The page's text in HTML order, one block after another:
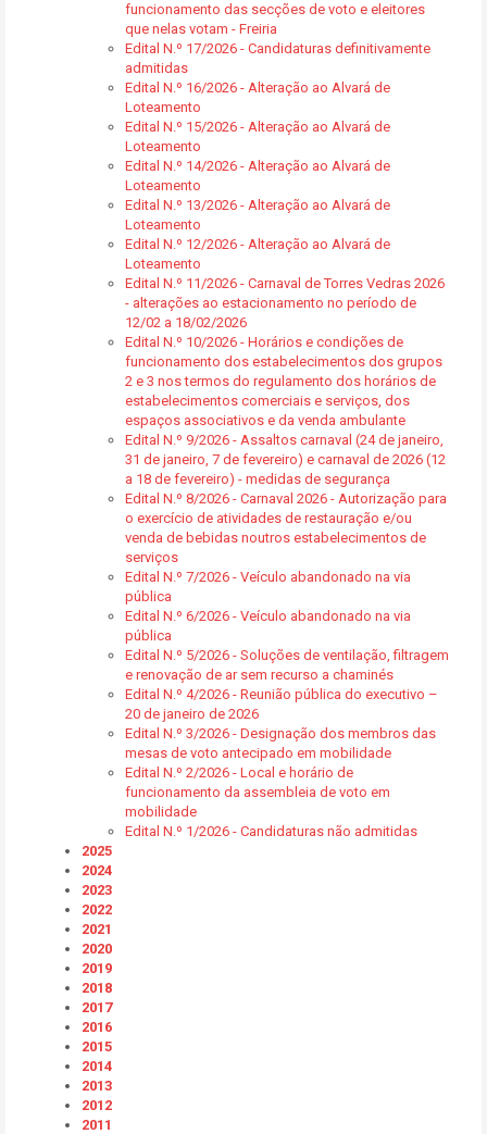
funcionamento das secções de voto e eleitores
que nelas votam - Freiria
Edital N.º 17/2026 - Candidaturas definitivamente
admitidas
Edital N.º 16/2026 - Alteração ao Alvará de
Loteamento
Edital N.º 15/2026 - Alteração ao Alvará de
Loteamento
Edital N.º 14/2026 - Alteração ao Alvará de
Loteamento
Edital N.º 13/2026 - Alteração ao Alvará de
Loteamento
Edital N.º 12/2026 - Alteração ao Alvará de
Loteamento
Edital N.º 11/2026 - Carnaval de Torres Vedras 2026
- alterações ao estacionamento no período de
12/02 a 18/02/2026
Edital N.º 10/2026 - Horários e condições de
funcionamento dos estabelecimentos dos grupos
2 e 3 nos termos do regulamento dos horários de
estabelecimentos comerciais e serviços, dos
espaços associativos e da venda ambulante
Edital N.º 9/2026 - Assaltos carnaval (24 de janeiro,
31 de janeiro, 7 de fevereiro) e carnaval de 2026 (12
a 18 de fevereiro) - medidas de segurança
Edital N.º 8/2026 - Carnaval 2026 - Autorização para
o exercício de atividades de restauração e/ou
venda de bebidas noutros estabelecimentos de
serviços
Edital N.º 7/2026 - Veículo abandonado na via
pública
Edital N.º 6/2026 - Veículo abandonado na via
pública
Edital N.º 5/2026 - Soluções de ventilação, filtragem
e renovação de ar sem recurso a chaminés
Edital N.º 4/2026 - Reunião pública do executivo –
20 de janeiro de 2026
Edital N.º 3/2026 - Designação dos membros das
mesas de voto antecipado em mobilidade
Edital N.º 2/2026 - Local e horário de
funcionamento da assembleia de voto em
mobilidade
Edital N.º 1/2026 - Candidaturas não admitidas
2025
2024
2023
2022
2021
2020
2019
2018
2017
2016
2015
2014
2013
2012
2011